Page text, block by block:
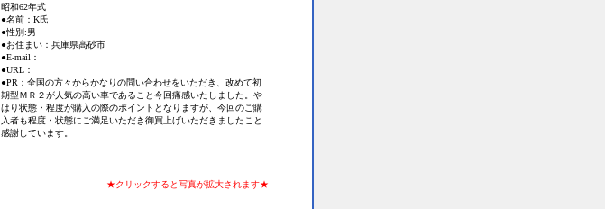
昭和62年式
●名前：K氏
●性別:男
●お住まい：兵庫県高砂市
●E-mail：
●URL：
●PR：全国の方々からかなりの問い合わせをいただき、改めて初
期型ＭＲ２が人気の高い車であること今回痛感いたしました。や
はり状態・程度が購入の際のポイントとなりますが、今回のご購
入者も程度・状態にご満足いただき御買上げいただきましたこと
感謝しています。
★クリックすると写真が拡大されます★